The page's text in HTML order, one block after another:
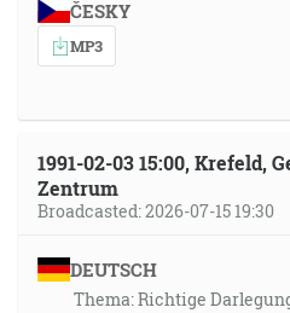
ČESKY
MP3
1991-02-03 15:00, Krefeld,
Zentrum
Broadcasted: 2026-07-15 19:30
DEUTSCH
Thema: Richtige